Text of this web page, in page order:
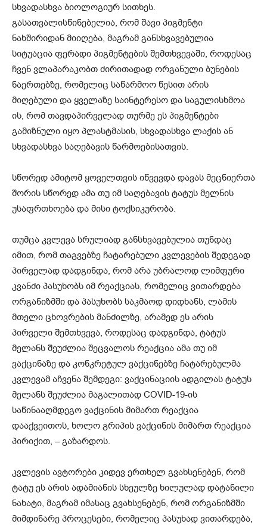
სხვადასხვა ბიოლოგიურ სითხეს.
გასათვალისწინებელია, რომ შავი პიგმენტი
ნახშირიდან მიიღება, მაგრამ განსხვავებულია
სიტუაცია ფერადი პიგმენტების შემთხვევაში, როდესაც
ჩვენ ვლაპარაკობთ ძირითადად ორგანული ბუნების
ნაერთებზე, რომელიც საწარმოო წესით არის
მიღებული და ყველაზე საინტერესო და საგულისხმოა
ის, რომ თავდაპირველად თურმე ეს პიგმენტები
გამიზნული იყო პლასტმასის, სხვადასხვა ლაქის ან
სხვადასხვა საღებავის წარმოებისათვის.
სწორედ ამიტომ ყოველთვის იწვევდა დავას მეცნიერთა
შორის სწორედ ამა თუ იმ საღებავის ტატუს მელნის
უსაფრთხოება და მისი ტოქსიკურობა.
თუმცა კვლევა სრულიად განსხვავებულია თუნდაც
იმით, რომ თაგვებზე ჩატარებული კვლევების შედეგად
პირველად დადგინდა, რომ არა უბრალოდ ლიმფური
კვანძი პასუხობს იმ რეაქციას, რომელიც ვითარდება
ორგანიზმში და პასუხობს საკმაოდ დიდხანს, ლამის
მთელი ცხოვრების მანძილზე, არამედ ეს არის
პირველი შემთხვევა, როდესაც დადგინდა, ტატუს
მელანს შეუძლია შეცვალოს რეაქცია ამა თუ იმ
ვაქცინაზე და კონკრეტულ ვაქცინებზე ჩატარებულმა
კვლევამ აჩვენა შემდეგი: ვაქცინაციის ადგილას ტატუს
მელანს შეუძლია მაგალითად COVID-19-ის
საწინააღმდეგო ვაქცინის მიმართ რეაქცია
დააქვეითოს, ხოლო გრიპის ვაქცინის მიმართ რეაქცია
პირიქით, – გაზარდოს.
კვლევის ავტორები კიდევ ერთხელ გვახსენებენ, რომ
ტატუ ეს არის ადამიანის სხეულზე ხილულად დატანილი
ნახატი, მაგრამ იმასაც გვახსენებენ, რომ ორგანიზმში
მიმდინარე პროცესები, რომელიც პასუხად ვითარდება,